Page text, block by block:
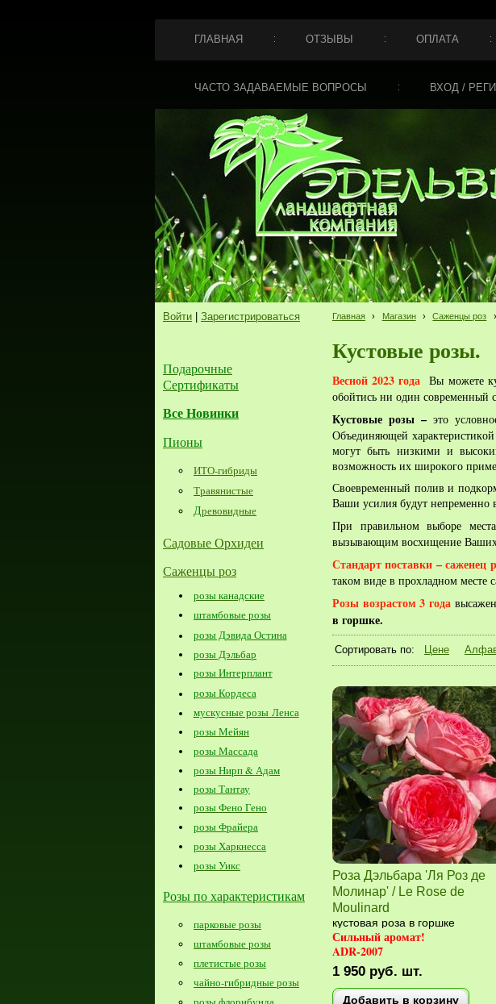
ГЛАВНАЯ ОТЗЫВЫ ОПЛАТА
ЧАСТО ЗАДАВАЕМЫЕ ВОПРОСЫ ВХОД /
Войти Зарегистрироваться
Подарочные
Сертификаты
Все Новинки
Пионы
ИТО-гибриды
Травянистые
Древовидные
Садовые Орхидеи
Саженцы роз
розы канадские
штамбовые розы
розы Дэвида Остина
розы Дэльбар
розы Интерплант
розы Кордеса
мускусные розы Ленса
розы Мейян
розы Массада
розы Нирп & Адам
розы Тантау
розы Фено Гено
розы Фрайера
розы Харкнесса
розы Уикс
Розы по характеристикам
парковые розы
штамбовые розы
плетистые розы
чайно-гибридные розы
Главная › Магазин › Саженцы роз ›
Кустовые розы.
Весной 2023 годаВы можете
обойтись ни один современный
Кустовые розы – это
Объединяющей
могут быть низкими и
возможность их широкого
Своевременный полив и
Ваши усилия будут непременно
При правильном выборе
вызывающим восхищение Ваших
Стандарт поставки – саженец
таком виде в прохладном месте
Розы возрастом 3 года
в горшке.
Сортировать по: Цене
Роза Дэльбара 'Ля Роз де
Молинар' / Le Rose de
Moulinard
кустовая роза в горшке
Сильный аромат!
ADR-2007
1 950 руб. шт.
Добавить в корзину